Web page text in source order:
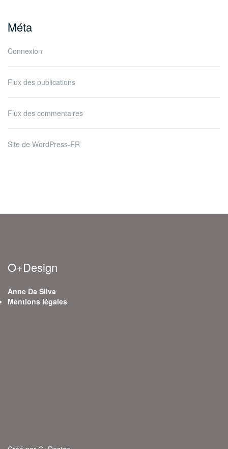
Méta
Connexion
Flux des publications
Flux des commentaires
Site de WordPress-FR
O+Design
Anne Da Silva
Mentions légales